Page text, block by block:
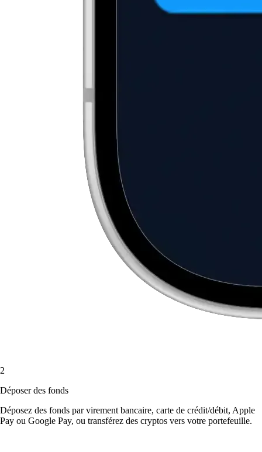
2
Déposer des fonds
Déposez des fonds par virement bancaire, carte de crédit/débit, Apple
Pay ou Google Pay, ou transférez des cryptos vers votre portefeuille.